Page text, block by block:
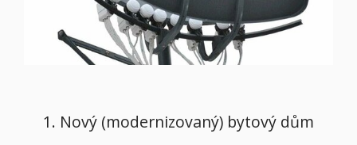
1. Nový (modernizovaný) bytový dům